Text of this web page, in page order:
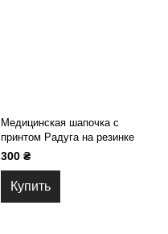
Медицинская шапочка с
принтом Радуга на резинке
300 ₴
Купить